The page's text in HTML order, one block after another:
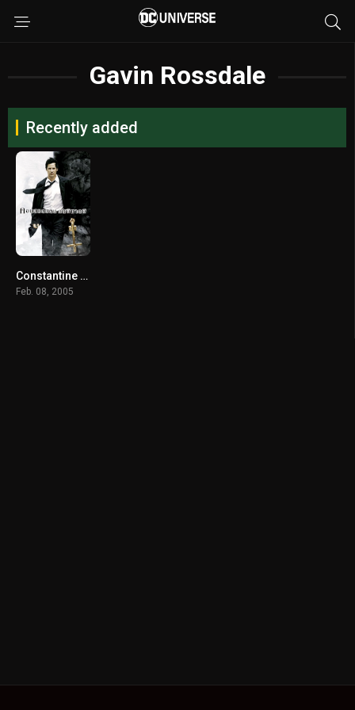
Gavin Rossdale
Recently added
Constantine (2005) คอนสแตนติน คนพิฆาตผี
Feb. 08, 2005